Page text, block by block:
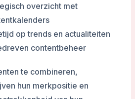
overzicht met
op trends en actualiteiten
contentbeheer
te combineren,
hun merkpositie en